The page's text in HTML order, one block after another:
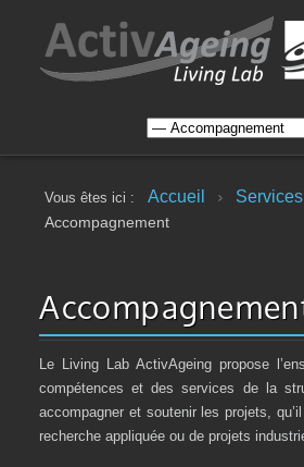
Vous êtes ici : Accueil Services
Accompagnement
Le Living Lab ActivAgeing propose
compétences et des services de la
accompagner et soutenir les projets,
recherche appliquée ou de projets